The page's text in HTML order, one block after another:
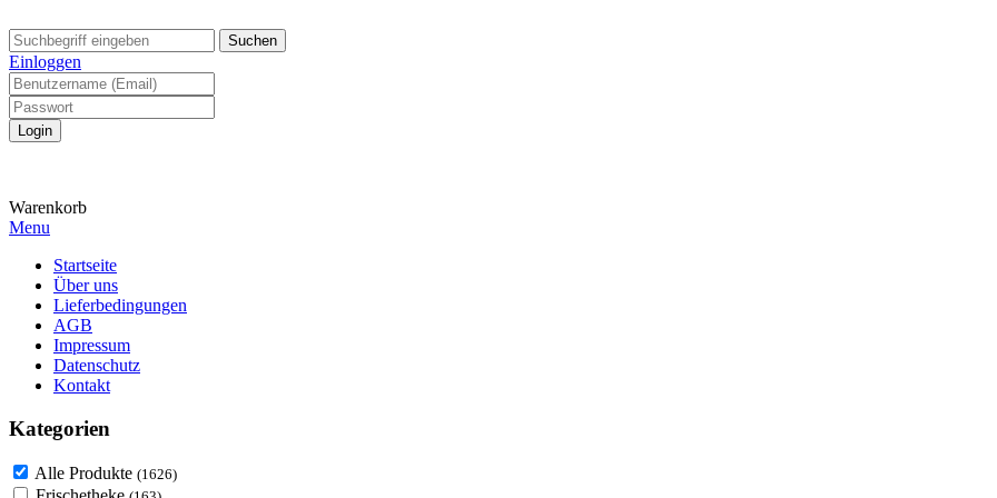
Suchen
Einloggen
Warenkorb
Menu
Startseite
Über uns
Lieferbedingungen
AGB
Impressum
Datenschutz
Kontakt
Kategorien
Alle Produkte (1626)